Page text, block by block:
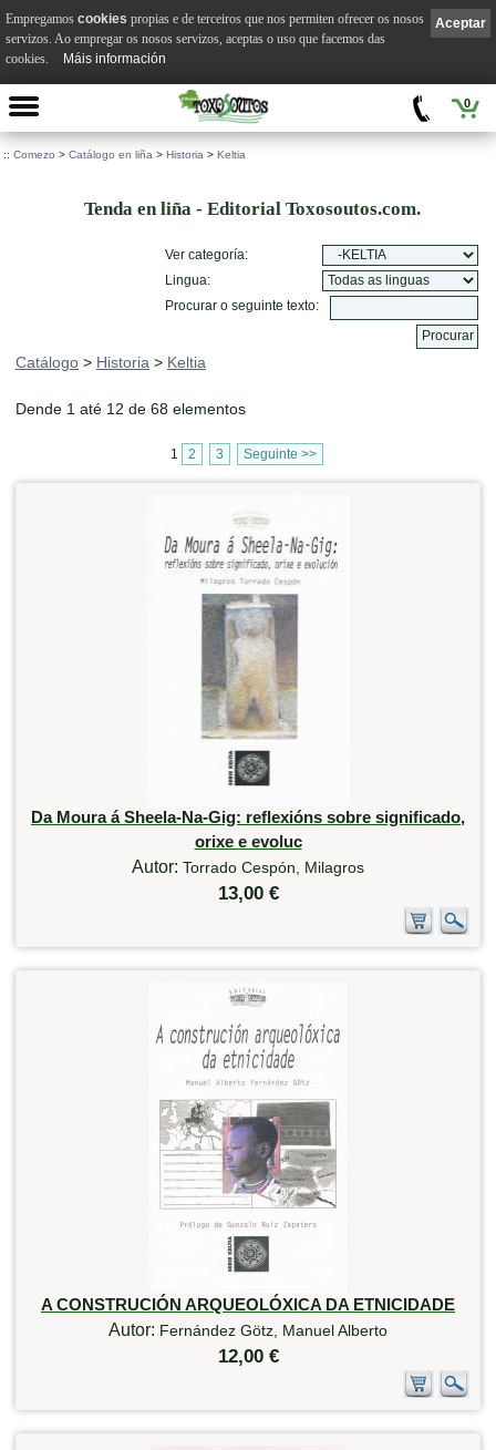
0
:: Comezo > Catálogo en liña > Historia > Keltia
Tenda en liña - Editorial Toxosoutos.com.
Ver categoría:
Lingua:
Procurar o seguinte texto:
Catálogo > Historia > Keltia
Dende 1 até 12 de 68 elementos
1 2 3 Seguinte >>
Da Moura á Sheela-Na-Gig: reflexións sobre significado,
orixe e evoluc
Autor: Torrado Cespón, Milagros
13,00 €
A CONSTRUCIÓN ARQUEOLÓXICA DA ETNICIDADE
Autor: Fernández Götz, Manuel Alberto
12,00 €
Aceptar
Empregamos cookies propias e de terceiros que nos permiten ofrecer os nosos
servizos. Ao empregar os nosos servizos, aceptas o uso que facemos das
cookies.
Máis información